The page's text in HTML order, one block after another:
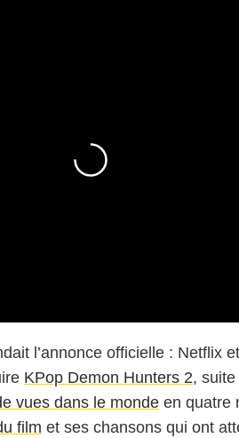
l’annonce officielle : Netflix
KPop Demon Hunters 2,
vues dans le monde en quatre
film et ses chansons qui ont